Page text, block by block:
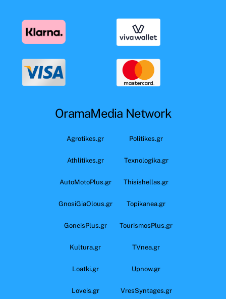
OramaMedia Network
Agrotikes.gr Politikes.gr
Athlitikes.gr Texnologika.gr
AutoMotoPlus.gr Thisishellas.gr
GnosiGiaOlous.gr Topikanea.gr
GoneisPlus.gr TourismosPlus.gr
Kultura.gr TVnea.gr
Loatki.gr Upnow.gr
Loveis.gr VresSyntages.gr